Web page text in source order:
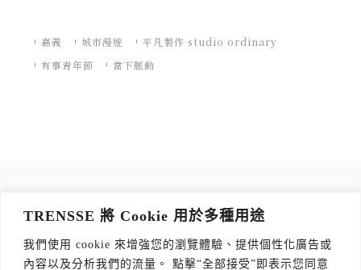
TRENSSE 將 Cookie 用於多種用途
我們使用 cookie 來增強您的瀏覽體驗、提供個性化廣告或
內容以及分析我們的流量。 點擊“全部接受”即表示您同意
嘉義 城市漫遊
平凡製作 studio ordinary
有事青年節
當下脈動
讀出你的品味，每週獲取質感生活 Tips！
訂閱傳思電子報*